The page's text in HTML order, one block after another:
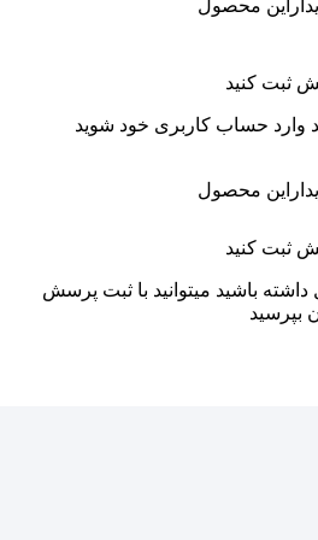
محصول
ثبت کنید
وارد حساب کاربری خود شوید
محصول
ثبت کنید
باشید میتوانید با ثبت پرسش
بپرسید